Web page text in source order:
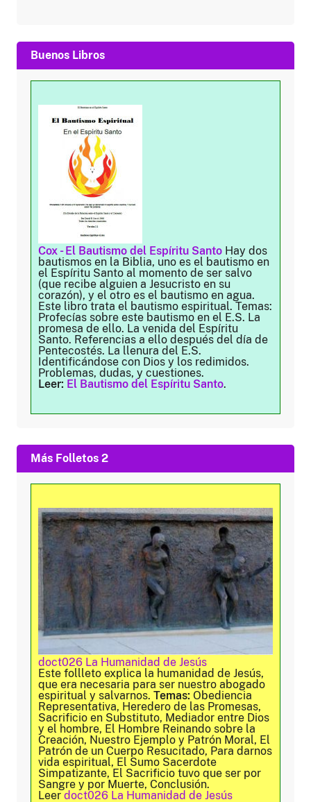
Buenos Libros
Cox - El Bautismo del Espíritu Santo Hay dos
bautismos en la Biblia, uno es el bautismo en
el Espíritu Santo al momento de ser salvo
(que recibe alguien a Jesucristo en su
corazón), y el otro es el bautismo en agua.
Este libro trata el bautismo espiritual. Temas:
Profecías sobre este bautismo en el E.S. La
promesa de ello. La venida del Espíritu
Santo. Referencias a ello después del día de
Pentecostés. La llenura del E.S.
Identificándose con Dios y los redimidos.
Problemas, dudas, y cuestiones.
Leer: El Bautismo del Espíritu Santo.
Más Folletos 2
doct026 La Humanidad de Jesús
Este follleto explica la humanidad de Jesús,
que era necesaria para ser nuestro abogado
espiritual y salvarnos. Temas: Obediencia
Representativa, Heredero de las Promesas,
Sacrificio en Substituto, Mediador entre Dios
y el hombre, El Hombre Reinando sobre la
Creación, Nuestro Ejemplo y Patrón Moral, El
Patrón de un Cuerpo Resucitado, Para darnos
vida espiritual, El Sumo Sacerdote
Simpatizante, El Sacrificio tuvo que ser por
Sangre y por Muerte, Conclusión.
Leer doct026 La Humanidad de Jesús